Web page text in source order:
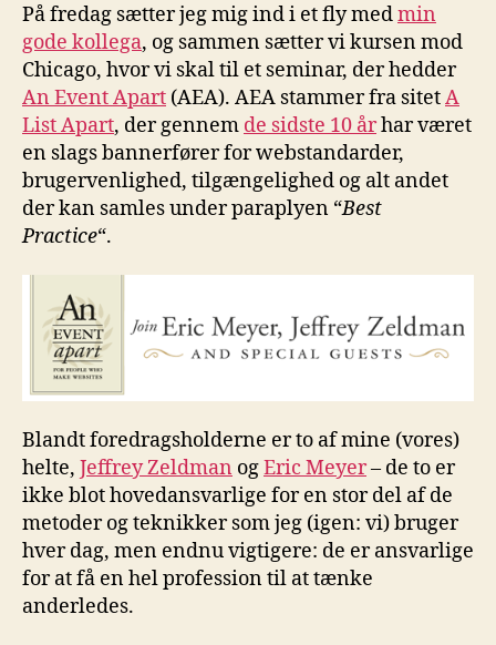
På fredag sætter jeg mig ind i et fly medmin
gode kollega, og sammen sætter vi kursen mod
Chicago, hvor vi skal til et seminar, der hedder
An Event Apart (AEA). AEA stammer fra sitetA
List Apart, der gennem de sidste 10 århar været
en slags bannerfører for webstandarder,
brugervenlighed, tilgængelighed og alt andet
der kan samles under paraplyen “Best
Practice“.
Blandt foredragsholderne er to af mine (vores)
helte, Jeffrey Zeldman ogEric Meyer– de to er
ikke blot hovedansvarlige for en stor del af de
metoder og teknikker som jeg (igen: vi) bruger
hver dag, men endnu vigtigere: de er ansvarlige
for at få en hel profession til at tænke
anderledes.